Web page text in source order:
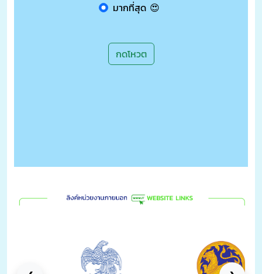
มากที่สุด 😍
กดโหวต